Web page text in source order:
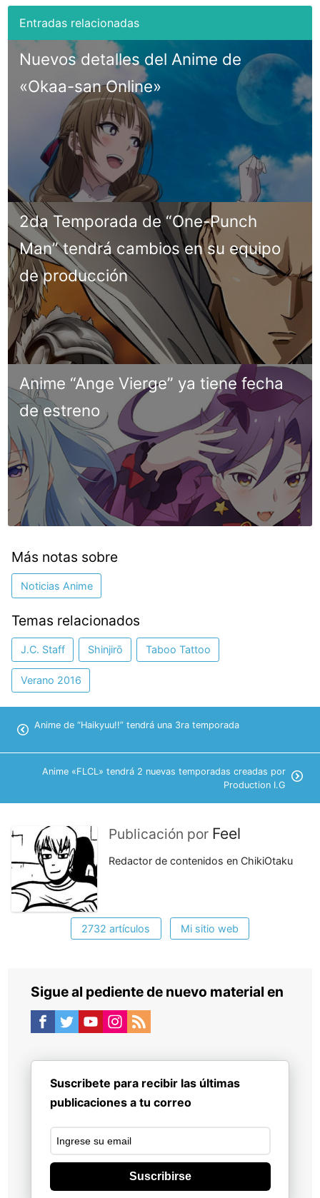
Nuevos detalles del Anime de
«Okaa-san Online»
2da Temporada de “One-Punch
Man” tendrá cambios en su equipo
de producción
Anime “Ange Vierge” ya tiene fecha
de estreno
Más notas sobre
Noticias Anime
Temas relacionados
J.C. Staff Shinjirō Taboo Tattoo
Verano 2016
Anime de “Haikyuu!!” tendrá una 3ra temporada
Anime «FLCL» tendrá 2 nuevas temporadas creadas por
Production I.G
Publicación por Feel
Redactor de contenidos en ChikiOtaku
2732 artículos Mi sitio web
Sigue al pediente de nuevo material en
Suscribete para recibir las últimas
publicaciones a tu correo
Suscribirse